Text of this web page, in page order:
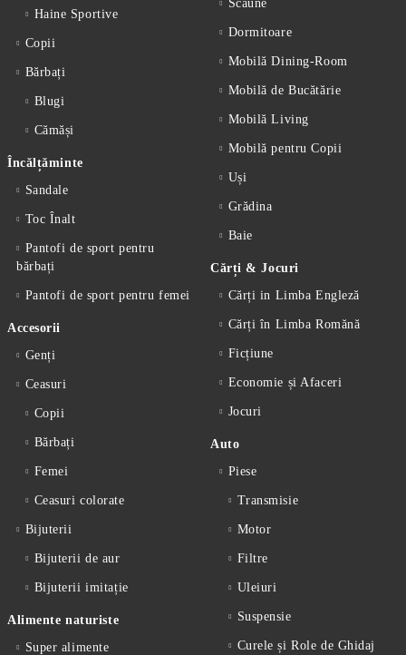
Haine Sportive
Copii
Bărbați
Blugi
Cămăși
Încălțăminte
Sandale
Toc Înalt
Pantofi de sport pentru
bărbați
Pantofi de sport pentru femei
Accesorii
Genți
Ceasuri
Copii
Bărbați
Femei
Ceasuri colorate
Bijuterii
Bijuterii de aur
Bijuterii imitație
Alimente naturiste
Super alimente
Scaune
Dormitoare
Mobilă Dining-Room
Mobilă de Bucătărie
Mobilă Living
Mobilă pentru Copii
Uși
Grădina
Baie
Cărți & Jocuri
Cărți in Limba Engleză
Cărți în Limba Romănă
Ficțiune
Economie și Afaceri
Jocuri
Auto
Piese
Transmisie
Motor
Filtre
Uleiuri
Suspensie
Curele și Role de Ghidaj